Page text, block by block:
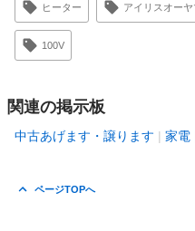
ヒーター アイリスオーヤ
100V
関連の掲示板
中古あげます・譲ります 家電
ページTOPへ